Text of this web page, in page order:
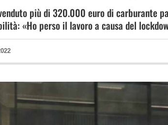
più di 320.000 euro di carburante
«Ho perso il lavoro a causa del